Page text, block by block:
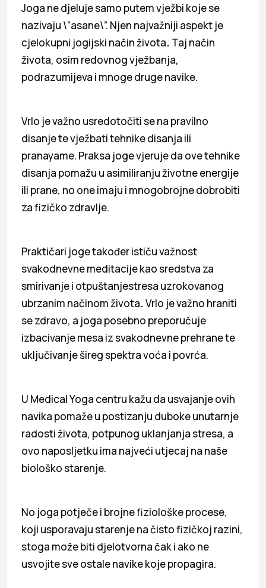
Joga ne djeluje samo putem vježbi koje se
nazivaju \”asane\”. Njen najvažniji aspekt je
cjelokupni jogijski način života. Taj način
života, osim redovnog vježbanja,
podrazumijeva i mnoge druge navike.
Vrlo je važno usredotočiti se na pravilno
disanje te vježbati tehnike disanja ili
pranayame. Praksa joge vjeruje da ove tehnike
disanja pomažu u asimiliranju životne energije
ili prane, no one imaju i mnogobrojne dobrobiti
za fizičko zdravlje.
Praktičari joge također ističu važnost
svakodnevne meditacije kao sredstva za
smirivanje i otpuštanjestresa uzrokovanog
ubrzanim načinom života.Vrlo je važno hraniti
se zdravo, a joga posebno preporučuje
izbacivanje mesa iz svakodnevne prehrane te
uključivanje šireg spektra voća i povrća.
U Medical Yoga centru kažu da usvajanje ovih
navika pomaže u postizanju duboke unutarnje
radosti života, potpunog uklanjanja stresa, a
ovo naposljetku ima najveći utjecaj na naše
biološko starenje.
No joga potječe i brojne fiziološke procese,
koji usporavaju starenje na čisto fizičkoj razini,
stoga može biti djelotvorna čak i ako ne
usvojite sve ostale navike koje propagira.